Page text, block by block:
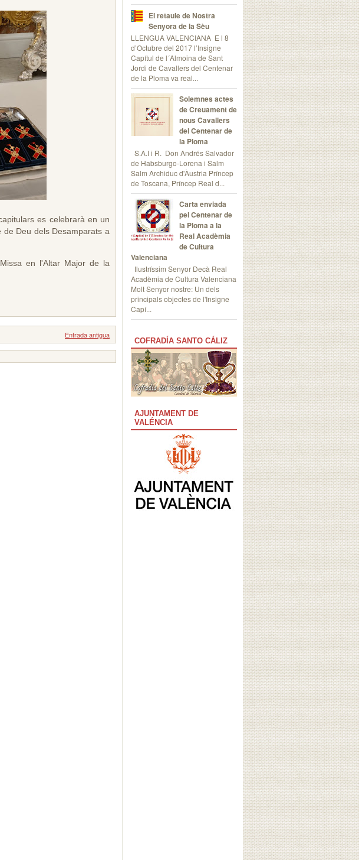
es celebrarà en un
Deu dels Desamparats a
en l'Altar Major de la
Entrada antigua
El retaule de Nostra
Senyora de la Sèu
LLENGUA VALENCIANA E l 8
d’Octubre del 2017 l’Insigne
Capítul de l´Almoina de Sant
Jordi de Cavallers del Centenar
de la Ploma va real...
Solemnes actes
de Creuament de
nous Cavallers
del Centenar de
la Ploma
S.A.I i R. Don Andrés Salvador
de Habsburgo-Lorena i Salm
Salm Archiduc d'Àustria Príncep
de Toscana, Príncep Real d...
Carta enviada
pel Centenar de
la Ploma a la
Real Acadèmia
de Cultura
Valenciana
Ilustríssim Senyor Decà Real
Acadèmia de Cultura Valenciana
Molt Senyor nostre: Un dels
principals objectes de l'Insigne
Capí...
COFRADÍA SANTO CÁLIZ
AJUNTAMENT DE
VALÉNCIA